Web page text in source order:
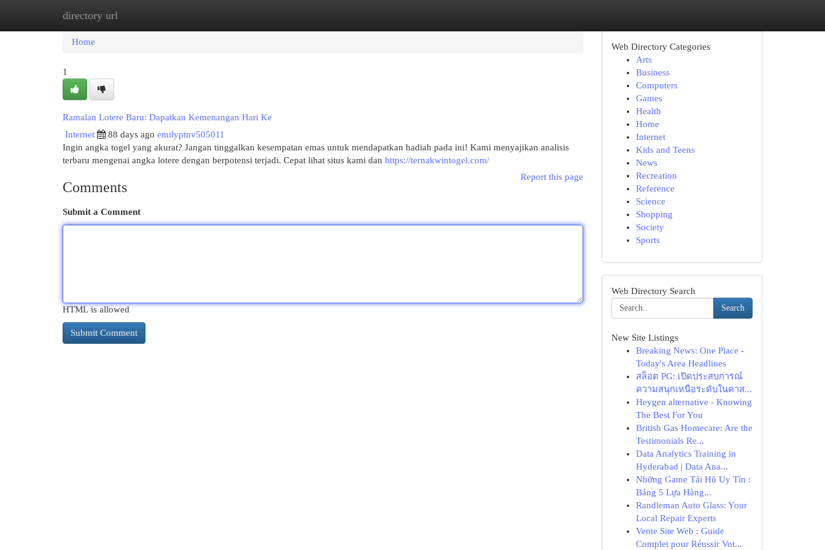
directory url
Home
Home
1
Ramalan Lotere Baru: Dapatkan Kemenangan Hari Ke
Internet
88 days ago emilyptnv505011
Ingin angka togel yang akurat? Jangan tinggalkan kesempatan emas untuk mendapatkan hadiah pada ini! Kami menyajikan analisis
terbaru mengenai angka lotere dengan berpotensi terjadi. Cepat lihat situs kami dan https://ternakwintogel.com/
Report this page
Comments
Submit a Comment
HTML is allowed
Web Directory Categories
Arts
Business
Computers
Games
Health
Home
Internet
Kids and Teens
News
Recreation
Reference
Science
Shopping
Society
Sports
Web Directory Search
Search
New Site Listings
Breaking News: One Place -
Today's Area Headlines
สล็อต PG: เปิดประสบการณ์
ความสนุกเหนือระดับในคาส...
Heygen alternative - Knowing
The Best For You
British Gas Homecare: Are the
Testimonials Re...
Data Analytics Training in
Hyderabad | Data Ana...
Những Game Tải Hũ Uy Tín :
Bảng 5 Lựa Hàng...
Randleman Auto Glass: Your
Local Repair Experts
Vente Site Web : Guide
Complet pour Réussir Vot...